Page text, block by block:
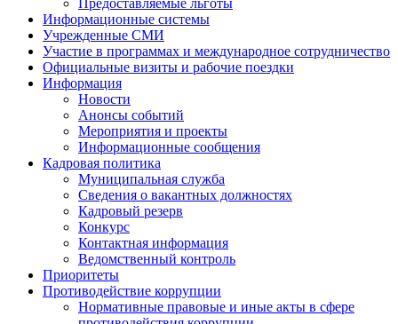
Предоставляемые льготы
Информационные системы
Учрежденные СМИ
Участие в программах и международное сотрудничество
Официальные визиты и рабочие поездки
Информация
Новости
Анонсы событий
Мероприятия и проекты
Информационные сообщения
Кадровая политика
Муниципальная служба
Сведения о вакантных должностях
Кадровый резерв
Конкурс
Контактная информация
Ведомственный контроль
Приоритеты
Противодействие коррупции
Нормативные правовые и иные акты в сфере